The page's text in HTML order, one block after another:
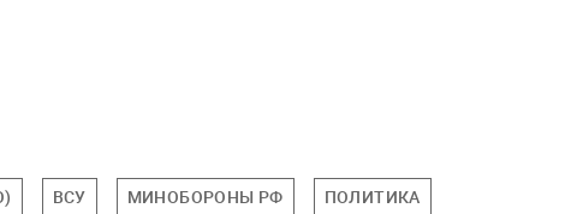
ВСУ МИНОБОРОНЫ РФ ПОЛИТИКА